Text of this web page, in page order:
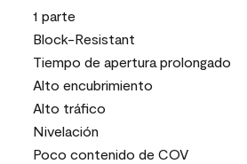
1 parte
Block-Resistant
Tiempo de apertura prolongado
Alto encubrimiento
Alto tráfico
Nivelación
Poco contenido de COV